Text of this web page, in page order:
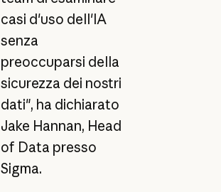
casi d'uso dell'IA
senza
preoccuparsi della
sicurezza dei nostri
dati", ha dichiarato
Jake Hannan, Head
of Data presso
Sigma.